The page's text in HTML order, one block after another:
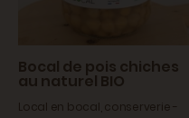
Bocal de pois chiches
au naturel BIO
Local en bocal, conserverie -